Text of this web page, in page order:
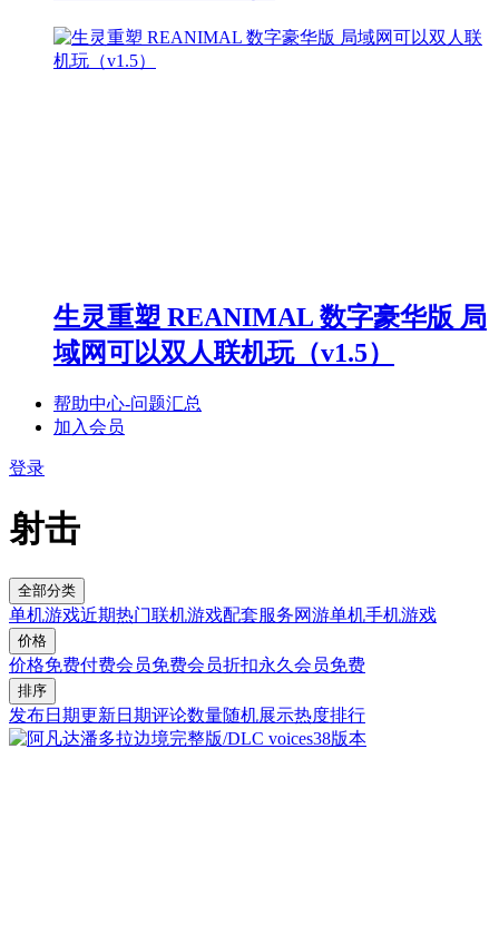
生灵重塑 REANIMAL 数字豪华版 局
域网可以双人联机玩（v1.5）
帮助中心-问题汇总
加入会员
登录
射击
全部分类
单机游戏近期热门联机游戏配套服务网游单机手机游戏
价格
价格免费付费会员免费会员折扣永久会员免费
排序
发布日期更新日期评论数量随机展示热度排行